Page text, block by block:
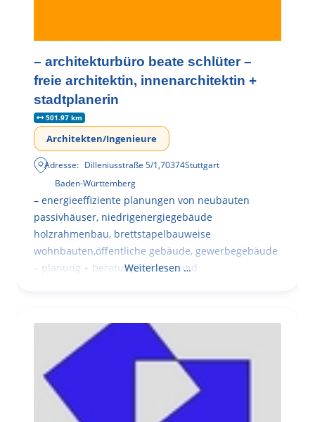
– architekturbüro beate schlüter –
freie architektin, innenarchitektin +
stadtplanerin
501.97 km
Architekten/Ingenieure
Adresse: Dilleniusstraße 5/1,70374Stuttgart
Baden-Württemberg
– energieeffiziente planungen von neubauten
passivhäuser, niedrigenergiegebäude
holzrahmenbau, brettstapelbauweise
wohnbauten,öffentliche gebäude, gewerbegebäude
– planung + beratung bei an – und
Weiterlesen …